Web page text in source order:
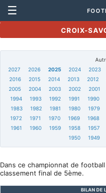
☰
CROIX-
2027
2026 2025 2024 2023
2016
2015 2014 2013 2012
2005
2004 2003 2002 2001
1994
1993 1992 1991 1990
1983
1982 1981 1980 1979
1972
1971 1970 1969 1968
1961
1960 1959 1958 1957
1950
1949
Dans ce championnat de
classement final de 5ème.
BILAN DE